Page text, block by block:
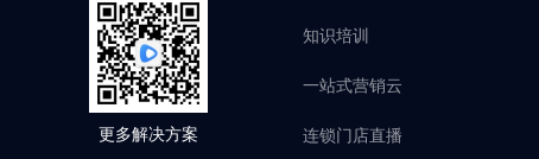
更多解决方案
知识培训
一站式营销云
连锁门店直播